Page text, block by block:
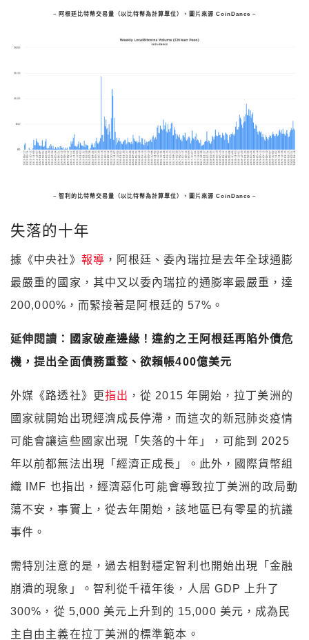
– 阿根廷比特幣交易量（以比特幣為計算單位），圖片來源 CoinDance –
– 智利的比特幣交易量（以比特幣為計算單位），圖片來源 CoinDance –
失落的十年
據《中央社》 報導 ，阿根廷、委內瑞拉是去年全球通膨
最嚴重的國家，其中又以委內瑞拉的通膨率最嚴重，達
200,000%，而緊接著是阿根廷的 57%。
延伸閱讀：
國家破產邊緣！違約之王阿根廷再陷外債危
機，提出全面債務重整、欲賴帳400億美元
外媒《路透社》更指出 ，從 2015 年開始，拉丁美洲的
國家就開始出現經濟成長停滯，而這次的新冠肺炎疫情
可能會讓這些國家出現「失落的十年」，可能到 2025
年以前都無法出現「經濟正成長」。此外，國際貨幣組
織 IMF 也指出，經濟惡化可能會導致拉丁美洲的政局動
蕩不安，事實上，從去年開始，該地區已有零星的抗議
事件。
需特別注意的是，過去相對穩定智利也開始出現「金融
崩潰的現象」。智利從千禧年後，人居 GDP 上升了
300%，從 5,000 美元上升到的 15,000 美元，成為民
主自由主義在拉丁美洲的標準範本。